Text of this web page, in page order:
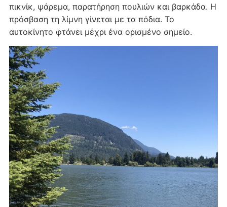
πικνίκ, ψάρεμα, παρατήρηση πουλιών και βαρκάδα. Η
πρόσβαση τη λίμνη γίνεται με τα πόδια. Το
αυτοκίνητο φτάνει μέχρι ένα ορισμένο σημείο.